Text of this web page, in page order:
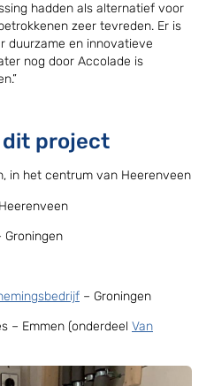
hadden als alternatief voor
zeer tevreden. Er is
duurzame en innovatieve
nog door Accolade is
dit project
in het centrum van Heerenveen
Groningen
– Groningen
– Emmen (onderdeel Van